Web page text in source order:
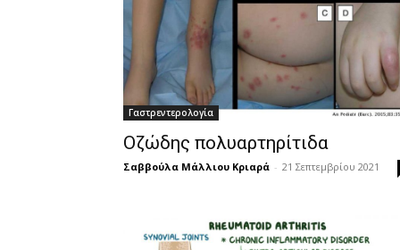
Γαστρεντερολογία
Οζώδης πολυαρτηρίτιδα
Σαββούλα Μάλλιου Κριαρά - 21 Σεπτεμβρίου 2021